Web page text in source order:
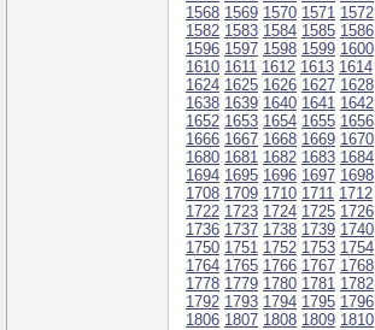
1568 1569 1570 1571 1572
1582 1583 1584 1585 1586
1596 1597 1598 1599 1600
1610 1611 1612 1613 1614
1624 1625 1626 1627 1628
1638 1639 1640 1641 1642
1652 1653 1654 1655 1656
1666 1667 1668 1669 1670
1680 1681 1682 1683 1684
1694 1695 1696 1697 1698
1708 1709 1710 1711 1712
1722 1723 1724 1725 1726
1736 1737 1738 1739 1740
1750 1751 1752 1753 1754
1764 1765 1766 1767 1768
1778 1779 1780 1781 1782
1792 1793 1794 1795 1796
1806 1807 1808 1809 1810